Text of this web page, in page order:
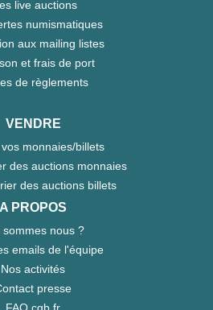
live auctions
numismatiques
aux mailing listes
et frais de port
de règlements
VENDRE
monnaies/billets
des auctions monnaies
des auctions billets
A PROPOS
sommes nous ?
emails de l'équipe
Nos activités
presse
FAQ cgb.fr